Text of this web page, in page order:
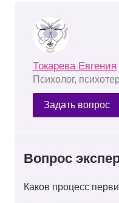
Токарева Евгения
Психолог,
Задать вопрос
Вопрос
Каков процесс